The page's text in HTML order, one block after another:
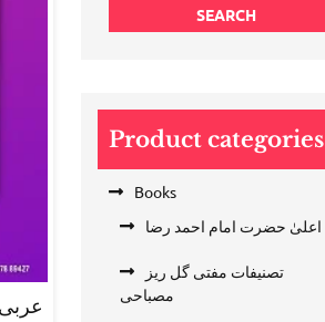
SEARCH
Product categories
Books
اعلیٰ حضرت امام احمد رضا
تصنیفات مفتی گل ریز
مصباحی